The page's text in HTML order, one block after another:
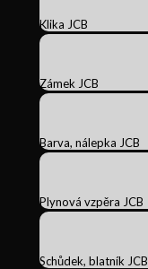
Klika JCB
Zámek JCB
Barva, nálepka JCB
Plynová vzpěra JCB
Schůdek, blatník JCB